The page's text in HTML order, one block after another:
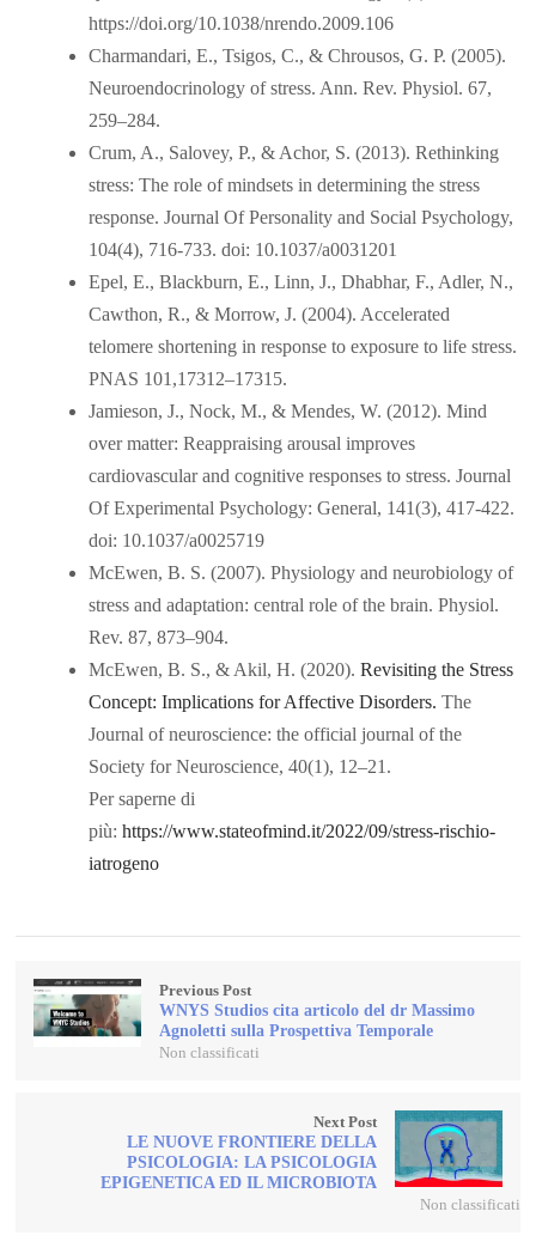
https://doi.org/10.1038/nrendo.2009.106
Charmandari, E., Tsigos, C., & Chrousos, G. P. (2005).
Neuroendocrinology of stress. Ann. Rev. Physiol. 67,
259–284.
Crum, A., Salovey, P., & Achor, S. (2013). Rethinking
stress: The role of mindsets in determining the stress
response. Journal Of Personality and Social Psychology,
104(4), 716-733. doi: 10.1037/a0031201
Epel, E., Blackburn, E., Linn, J., Dhabhar, F., Adler, N.,
Cawthon, R., & Morrow, J. (2004). Accelerated
telomere shortening in response to exposure to life stress.
PNAS 101,17312–17315.
Jamieson, J., Nock, M., & Mendes, W. (2012). Mind
over matter: Reappraising arousal improves
cardiovascular and cognitive responses to stress. Journal
Of Experimental Psychology: General, 141(3), 417-422.
doi: 10.1037/a0025719
McEwen, B. S. (2007). Physiology and neurobiology of
stress and adaptation: central role of the brain. Physiol.
Rev. 87, 873–904.
McEwen, B. S., & Akil, H. (2020).Revisiting the Stress
Concept: Implications for Affective Disorders. The
Journal of neuroscience: the official journal of the
Society for Neuroscience, 40(1), 12–21.
Per saperne di
più:https://www.stateofmind.it/2022/09/stress-rischio-
iatrogeno
Previous Post
WNYS Studios cita articolo del dr Massimo
Agnoletti sulla Prospettiva Temporale
Non classificati
Next Post
LE NUOVE FRONTIERE DELLA
PSICOLOGIA: LA PSICOLOGIA
EPIGENETICA ED IL MICROBIOTA
Non classificati